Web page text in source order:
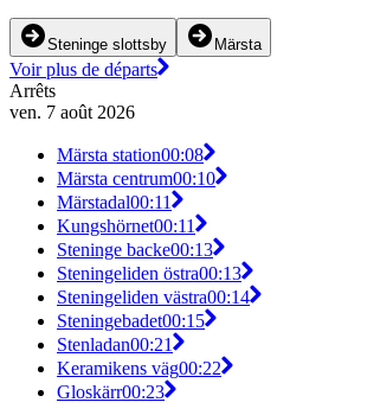
Steninge slottsby Märsta
Voir plus de départs
Arrêts
ven. 7 août 2026
Märsta station00:08
Märsta centrum00:10
Märstadal00:11
Kungshörnet00:11
Steninge backe00:13
Steningeliden östra00:13
Steningeliden västra00:14
Steningebadet00:15
Stenladan00:21
Keramikens väg00:22
Gloskärr00:23